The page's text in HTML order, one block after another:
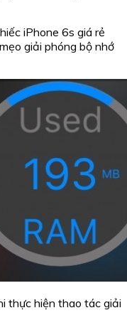
iPhone 6s giá rẻ
giải phóng bộ nhớ
thực hiện thao tác giải